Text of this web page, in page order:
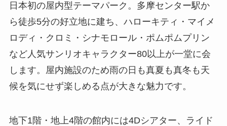
日本初の屋内型テーマパーク。多摩センター駅か
ら徒歩5分の好立地に建ち、ハローキティ・マイメ
ロディ・クロミ・シナモロール・ポムポムプリン
など人気サンリオキャラクター80以上が一堂に会
します。屋内施設のため雨の日も真夏も真冬も天
候を気にせず楽しめる点が大きな魅力です。
地下1階・地上4階の館内には4Dシアター、ライド